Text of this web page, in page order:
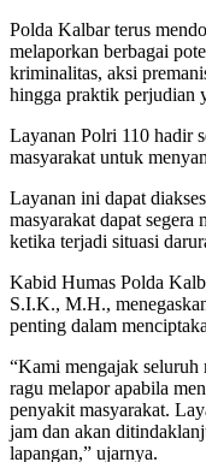
Polda Kalbar terus
melaporkan berbagai
kriminalitas, aksi
hingga praktik perjudian
Layanan Polri 110 hadir
masyarakat untuk
Layanan ini dapat
masyarakat dapat
ketika terjadi situasi
Kabid Humas Polda
S.I.K., M.H.,
penting dalam
“Kami mengajak
ragu melapor apabila
penyakit masyarakat.
jam dan akan
lapangan,” ujarnya.